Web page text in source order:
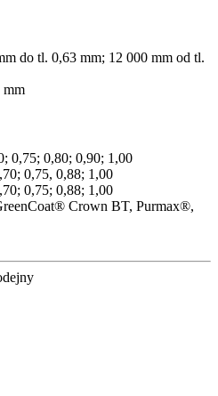
do tl. 0,63 mm; 12 000 mm od tl.
mm
0,75; 0,80; 0,90; 1,00
0,75, 0,88; 1,00
0,75; 0,88; 1,00
Crown BT, Purmax®,